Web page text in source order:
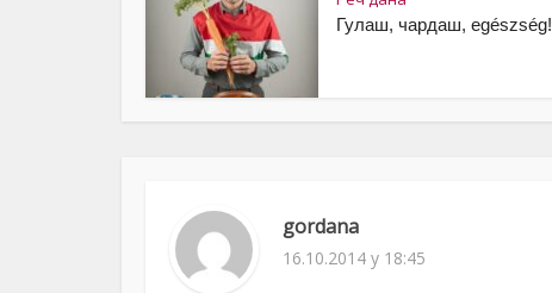
Гулаш, чардаш, egészség!
gordana
16.10.2014 у 18:45